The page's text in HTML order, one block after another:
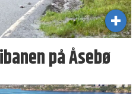
på Åsebø